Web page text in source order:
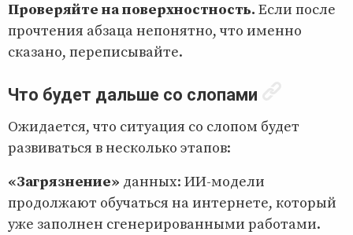
Проверяйте на поверхностность. Если после
прочтения абзаца непонятно, что именно
сказано, переписывайте.
Что будет дальше со слопами
Ожидается, что ситуация со слопом будет
развиваться в несколько этапов:
«Загрязнение» данных: ИИ-модели
продолжают обучаться на интернете, который
уже заполнен сгенерированными работами.